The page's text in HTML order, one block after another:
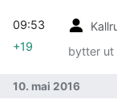
bytter ut
09:53
+19
10. mai 2016